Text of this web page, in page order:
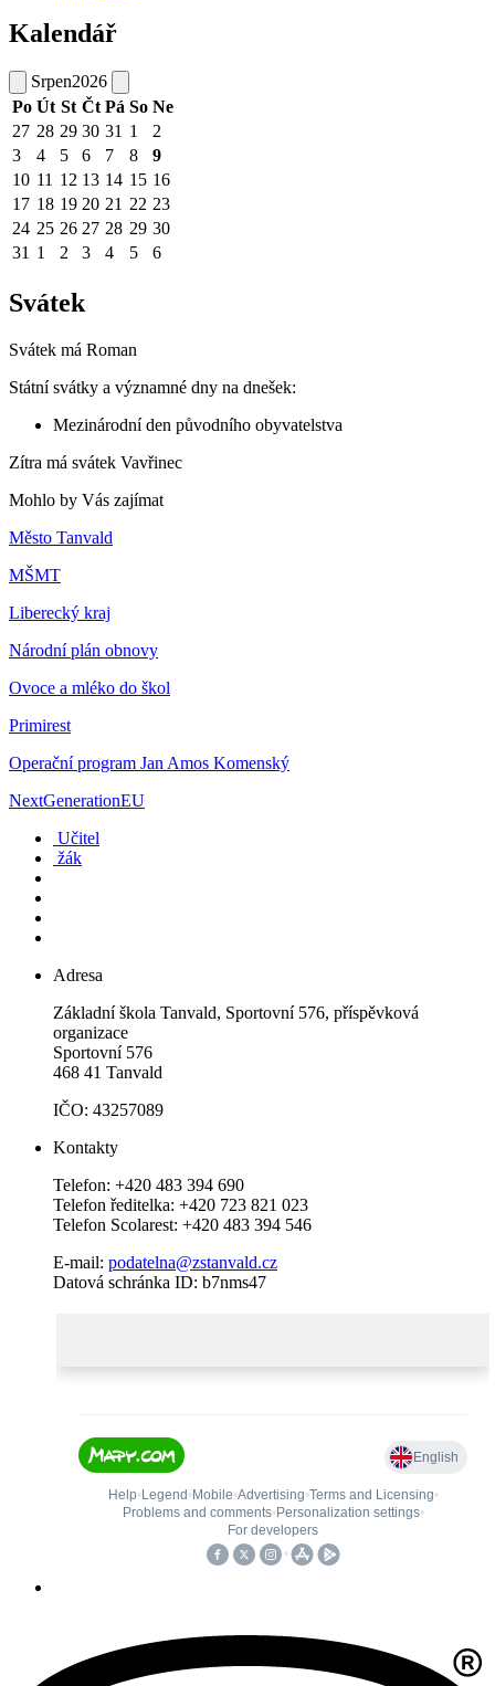
Kalendář
Srpen2026
Po Út St Čt Pá So Ne
27 28 29 30 31 1
2
3
4 5 6 7 8
9
10 11 12 13 14 15 16
17 18 19 20 21 22 23
24 25 26 27 28 29 30
31 1 2 3 4 5 6
Svátek
Svátek má Roman
Státní svátky a významné dny na dnešek:
Mezinárodní den původního obyvatelstva
Zítra má svátek Vavřinec
Mohlo by Vás zajímat
Město Tanvald
MŠMT
Liberecký kraj
Národní plán obnovy
Ovoce a mléko do škol
Primirest
Operační program Jan Amos Komenský
NextGenerationEU
Učitel
žák
Adresa
Základní škola Tanvald, Sportovní 576, příspěvková
organizace
Sportovní 576
468 41 Tanvald
IČO: 43257089
Kontakty
Telefon: +420 483 394 690
Telefon ředitelka: +420 723 821 023
Telefon Scolarest: +420 483 394 546
E-mail: podatelna@zstanvald.cz
Datová schránka ID: b7nms47